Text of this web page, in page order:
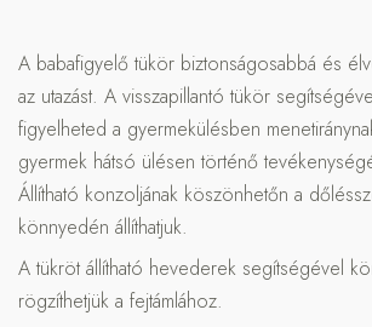
A babafigyelő tükör biztonságosabbá és
az utazást. A visszapillantó tükör
figyelheted a gyermekülésben
gyermek hátsó ülésen történő
Állítható konzoljának köszönhetőn a
könnyedén állíthatjuk.
A tükröt állítható hevederek segítségével
rögzíthetjük a fejtámlához.